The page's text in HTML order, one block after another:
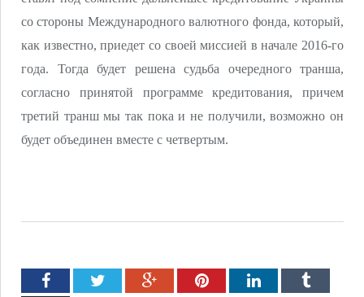
со стороны Международного валютного фонда, который,
как известно, приедет со своей миссией в начале 2016-го
года. Тогда будет решена судьба очередного транша,
согласно принятой программе кредитования, причем
третий транш мы так пока и не получили, возможно он
будет объединен вместе с четвертым.
FacebookTwitter Google+PinterestLinkedInTumblr